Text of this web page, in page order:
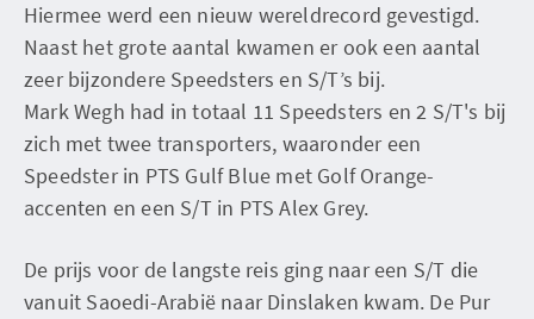
Hiermee werd een nieuw wereldrecord gevestigd.
Naast het grote aantal kwamen er ook een aantal
zeer bijzondere Speedsters en S/T’s bij.
Mark Wegh had in totaal 11 Speedsters en 2 S/T's bij
zich met twee transporters, waaronder een
Speedster in PTS Gulf Blue met Golf Orange-
accenten en een S/T in PTS Alex Grey.
De prijs voor de langste reis ging naar een S/T die
vanuit Saoedi-Arabië naar Dinslaken kwam. De Pur